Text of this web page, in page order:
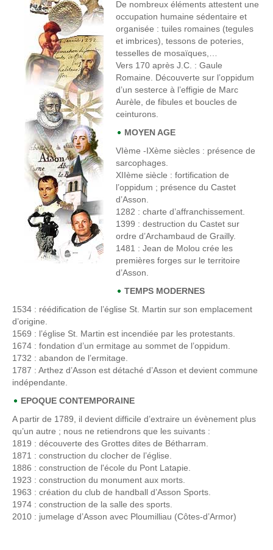
De nombreux éléments attestent une
occupation humaine sédentaire et
organisée : tuiles romaines (tegules
et imbrices), tessons de poteries,
tesselles de mosaïques,…
Vers 170 après J.C . : Gaule
Romaine. Découverte sur l’oppidum
d’un sesterce à l’effigie de Marc
Aurèle, de fibules et boucles de
ceinturons.
MOYEN AGE
VIème -IXème siècles : présence de
sarcophages.
XIIème siècle : fortification de
l’oppidum ; présence du Castet
d’Asson.
1282 : charte d’affranchissement.
1399 : destruction du Castet sur
ordre d’Archambaud de Grailly.
1481 : Jean de Molou crée les
premières forges sur le territoire
d’Asson.
TEMPS MODERNES
1534 : réédification de l’église St. Martin sur son emplacement
d’origine.
1569 : l’église St. Martin est incendiée par les protestants.
1674 : fondation d’un ermitage au sommet de l’oppidum.
1732 : abandon de l’ermitage.
1787 : Arthez d’Asson est détaché d’Asson et devient commune
indépendante.
EPOQUE CONTEMPORAINE
A partir de 1789, il devient difficile d’extraire un évènement plus
qu’un autre ; nous ne retiendrons que les suivants :
1819 : découverte des Grottes dites de Bétharram.
1871 : construction du clocher de l’église.
1886 : construction de l'école du Pont Latapie.
1923 : construction du monument aux morts.
1963 : création du club de handball d’Asson Sports.
1974 : construction de la salle des sports.
2010 : jumelage d’Asson avec Ploumilliau (Côtes-d’Armor)